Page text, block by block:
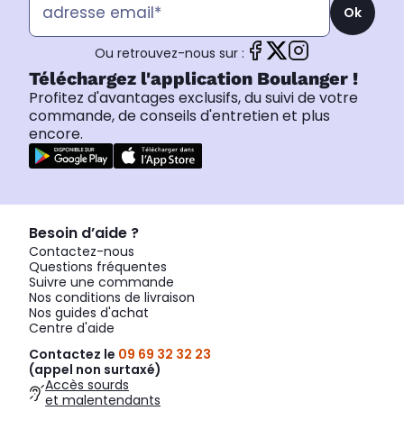
Ok
Ou retrouvez-nous sur :
Téléchargez l'application Boulanger !
Profitez d'avantages exclusifs, du suivi de votre
commande, de conseils d'entretien et plus
encore.
Besoin d’aide ?
Contactez-nous
Questions fréquentes
Suivre une commande
Nos conditions de livraison
Nos guides d'achat
Centre d'aide
Contactez le 09 69 32 32 23
(appel non surtaxé)
Accès sourds
et malentendants